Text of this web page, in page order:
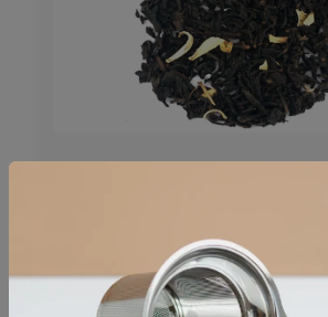
Thé noir*, arôme naturel
d'oranger, pétales